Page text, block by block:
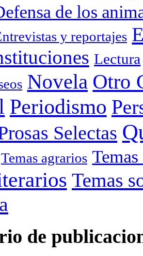
de los
y reportajes
Lectura
Novela Otro
Periodismo
Selectas
Temas agrarios
Temas
de